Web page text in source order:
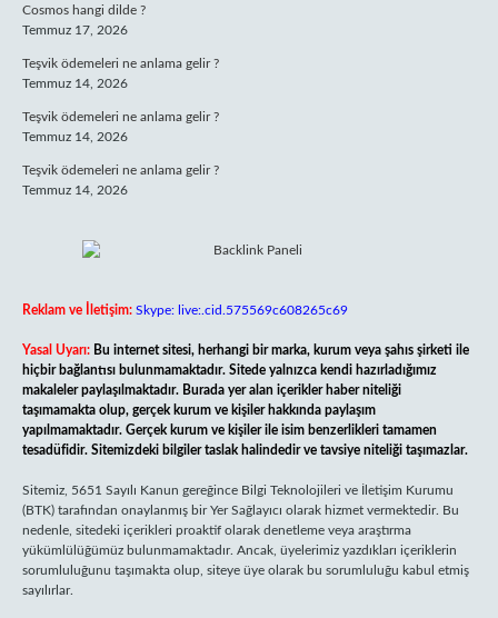
Cosmos hangi dilde ?
Temmuz 17, 2026
Teşvik ödemeleri ne anlama gelir ?
Temmuz 14, 2026
Teşvik ödemeleri ne anlama gelir ?
Temmuz 14, 2026
Teşvik ödemeleri ne anlama gelir ?
Temmuz 14, 2026
Reklam ve İletişim: Skype: live:.cid.575569c608265c69
Yasal Uyarı: Bu internet sitesi, herhangi bir marka, kurum veya şahıs şirketi ile
hiçbir bağlantısı bulunmamaktadır. Sitede yalnızca kendi hazırladığımız
makaleler paylaşılmaktadır. Burada yer alan içerikler haber niteliği
taşımamakta olup, gerçek kurum ve kişiler hakkında paylaşım
yapılmamaktadır. Gerçek kurum ve kişiler ile isim benzerlikleri tamamen
tesadüfidir. Sitemizdeki bilgiler taslak halindedir ve tavsiye niteliği taşımazlar.
Sitemiz, 5651 Sayılı Kanun gereğince Bilgi Teknolojileri ve İletişim Kurumu
(BTK) tarafından onaylanmış bir Yer Sağlayıcı olarak hizmet vermektedir. Bu
nedenle, sitedeki içerikleri proaktif olarak denetleme veya araştırma
yükümlülüğümüz bulunmamaktadır. Ancak, üyelerimiz yazdıkları içeriklerin
sorumluluğunu taşımakta olup, siteye üye olarak bu sorumluluğu kabul etmiş
sayılırlar.